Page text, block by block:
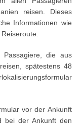
reisen. Dieses
Informationen wie
die aus
spätestens 48
vor der Ankunft
bei der Ankunft den